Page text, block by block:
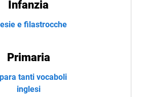
Infanzia
e filastrocche
Primaria
tanti vocaboli
inglesi